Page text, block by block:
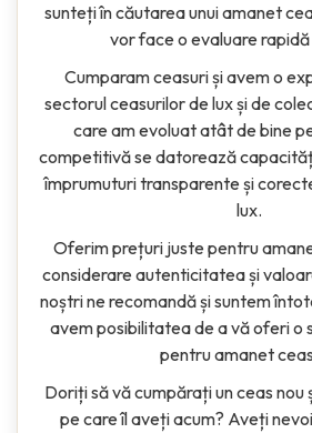
sunteți în căutarea unui amanet
vor face o evaluare rapidă
Cumparam ceasuri și avem o
sectorul ceasurilor de lux și de
care am evoluat atât de bine
competitivă se datorează
împrumuturi transparente și
lux.
Oferim prețuri juste pentru
considerare autenticitatea și
noștri ne recomandă și suntem
avem posibilitatea de a vă oferi o
pentru amanet
Doriți să vă cumpărați un ceas nou
pe care îl aveți acum? Aveți